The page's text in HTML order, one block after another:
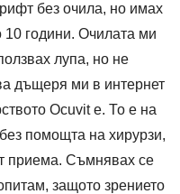
без очила, но имах
10 години. Очилата ми
лупа, но не
дъщеря ми в интернет
Ocuvit е. То е на
помощта на хирурзи,
приема. Съмнявах се
защото зрението